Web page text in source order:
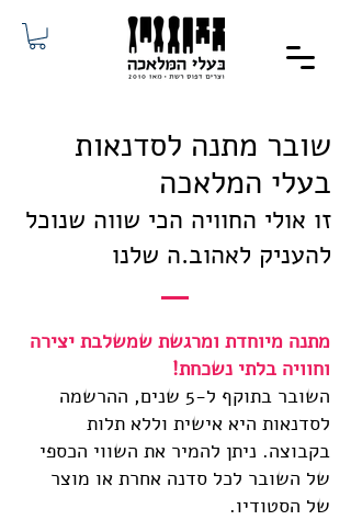
שובר מתנה לסדנאות
בעלי המלאכה
זו אולי החוויה הכי שווה שנוכל
להעניק לאהוב.ה שלנו
מתנה מיוחדת ומרגשת שמשלבת יצירה
וחוויה בלתי נשכחת!
השובר בתוקף ל-5 שנים, ההרשמה
לסדנאות היא אישית וללא תלות
בקבוצה. ניתן להמיר את השווי הכספי
של השובר לכל סדנה אחרת או מוצר
של הסטודיו.